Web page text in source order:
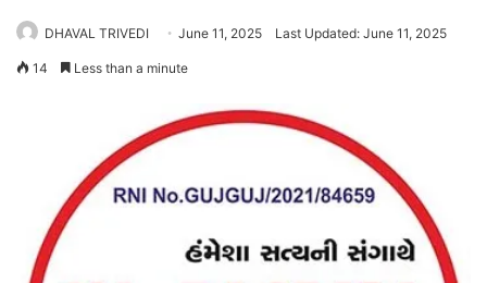
DHAVAL TRIVEDI June 11, 2025 Last Updated: June 11, 2025
14 Less than a minute